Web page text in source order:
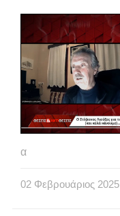
α
02 Φεβρουάριος 2025